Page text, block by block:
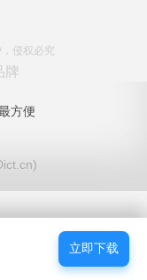
侵权必究
牌
方便
立即下载
立即下载